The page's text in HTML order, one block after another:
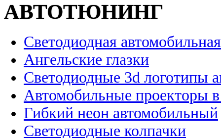
АВТОТЮНИНГ
Светодиодная
Ангельские глазки
Светодиодные 3d логотипы
Автомобильные проекторы
Гибкий неон автомобильный
Светодиодные колпачки